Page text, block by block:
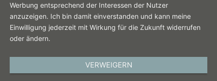
Werbung entsprechend der Interessen der Nutzer
anzuzeigen. Ich bin damit einverstanden und kann meine
Einwilligung jederzeit mit Wirkung für die Zukunft widerrufen
oder ändern.
VERWEIGERN